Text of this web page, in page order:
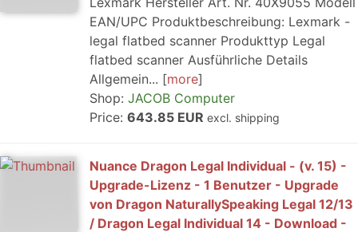
EAN/UPC Produktbeschreibung: Lexmark -
legal flatbed scanner Produkttyp Legal
flatbed scanner Ausführliche Details
Allgemein...
more
Shop: JACOB Computer
Price: 643.85 EUR excl. shipping
Nuance Dragon Legal Individual - (v. 15) -
Upgrade-Lizenz - 1 Benutzer - Upgrade
von Dragon NaturallySpeaking Legal 12/13
/ Dragon Legal Individual 14 - Download -